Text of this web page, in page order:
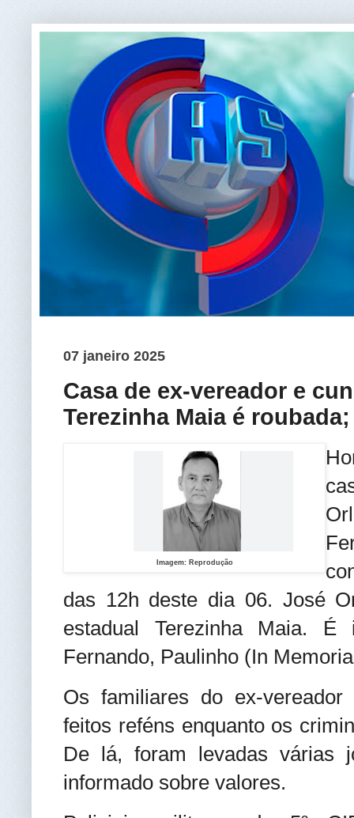
07 janeiro 2025
Casa de ex-vereador e
Terezinha Maia é
Imagem: Reprodução
das 12h deste dia 06. José
estadual Terezinha Maia.
Fernando, Paulinho (In
Os familiares do ex-
feitos reféns enquanto os
De lá, foram levadas várias
informado sobre valores.